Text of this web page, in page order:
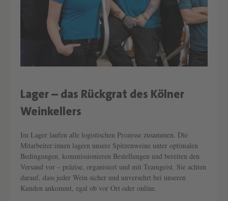
Text überspringen
Lager – das Rückgrat des Kölner
Weinkellers
Im Lager laufen alle logistischen Prozesse zusammen. Die
Mitarbeiter:innen lagern unsere Spitzenweine unter optimalen
Bedingungen, kommissionieren Bestellungen und bereiten den
Versand vor – präzise, organisiert und mit Teamgeist. Sie achten
darauf, dass jeder Wein sicher und unversehrt bei unseren
Kunden ankommt, egal ob vor Ort oder online.